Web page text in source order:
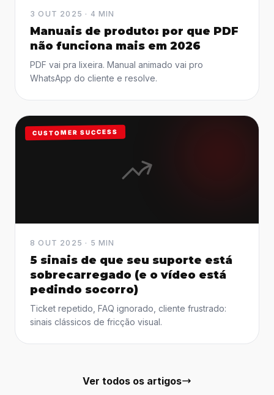
3 OUT 2025 · 4 MIN
Manuais de produto: por que PDF
não funciona mais em 2026
PDF vai pra lixeira. Manual animado vai pro
WhatsApp do cliente e resolve.
CUSTOMER SUCCESS
8 OUT 2025 · 5 MIN
5 sinais de que seu suporte está
sobrecarregado (e o vídeo está
pedindo socorro)
Ticket repetido, FAQ ignorado, cliente frustrado:
sinais clássicos de fricção visual.
Ver todos os artigos